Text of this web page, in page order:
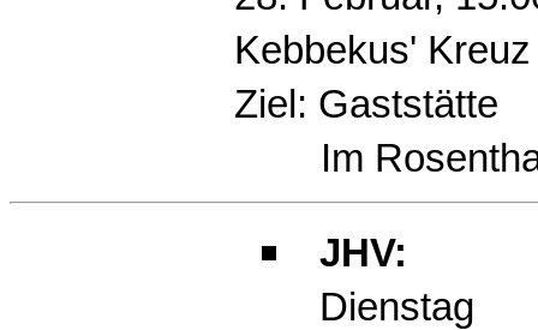
Kebbekus' Kreuz
Ziel: Gaststätte
Im
JHV:
Dienstag